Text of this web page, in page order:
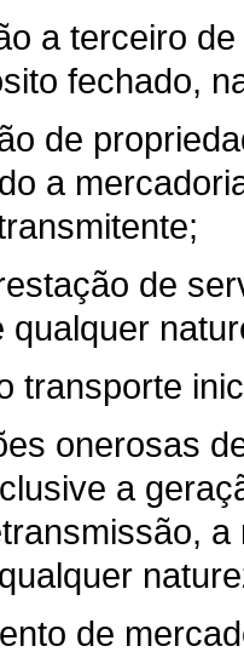
a terceiro
fechado,
de
a
de
qualquer
transporte
onerosas
a
de